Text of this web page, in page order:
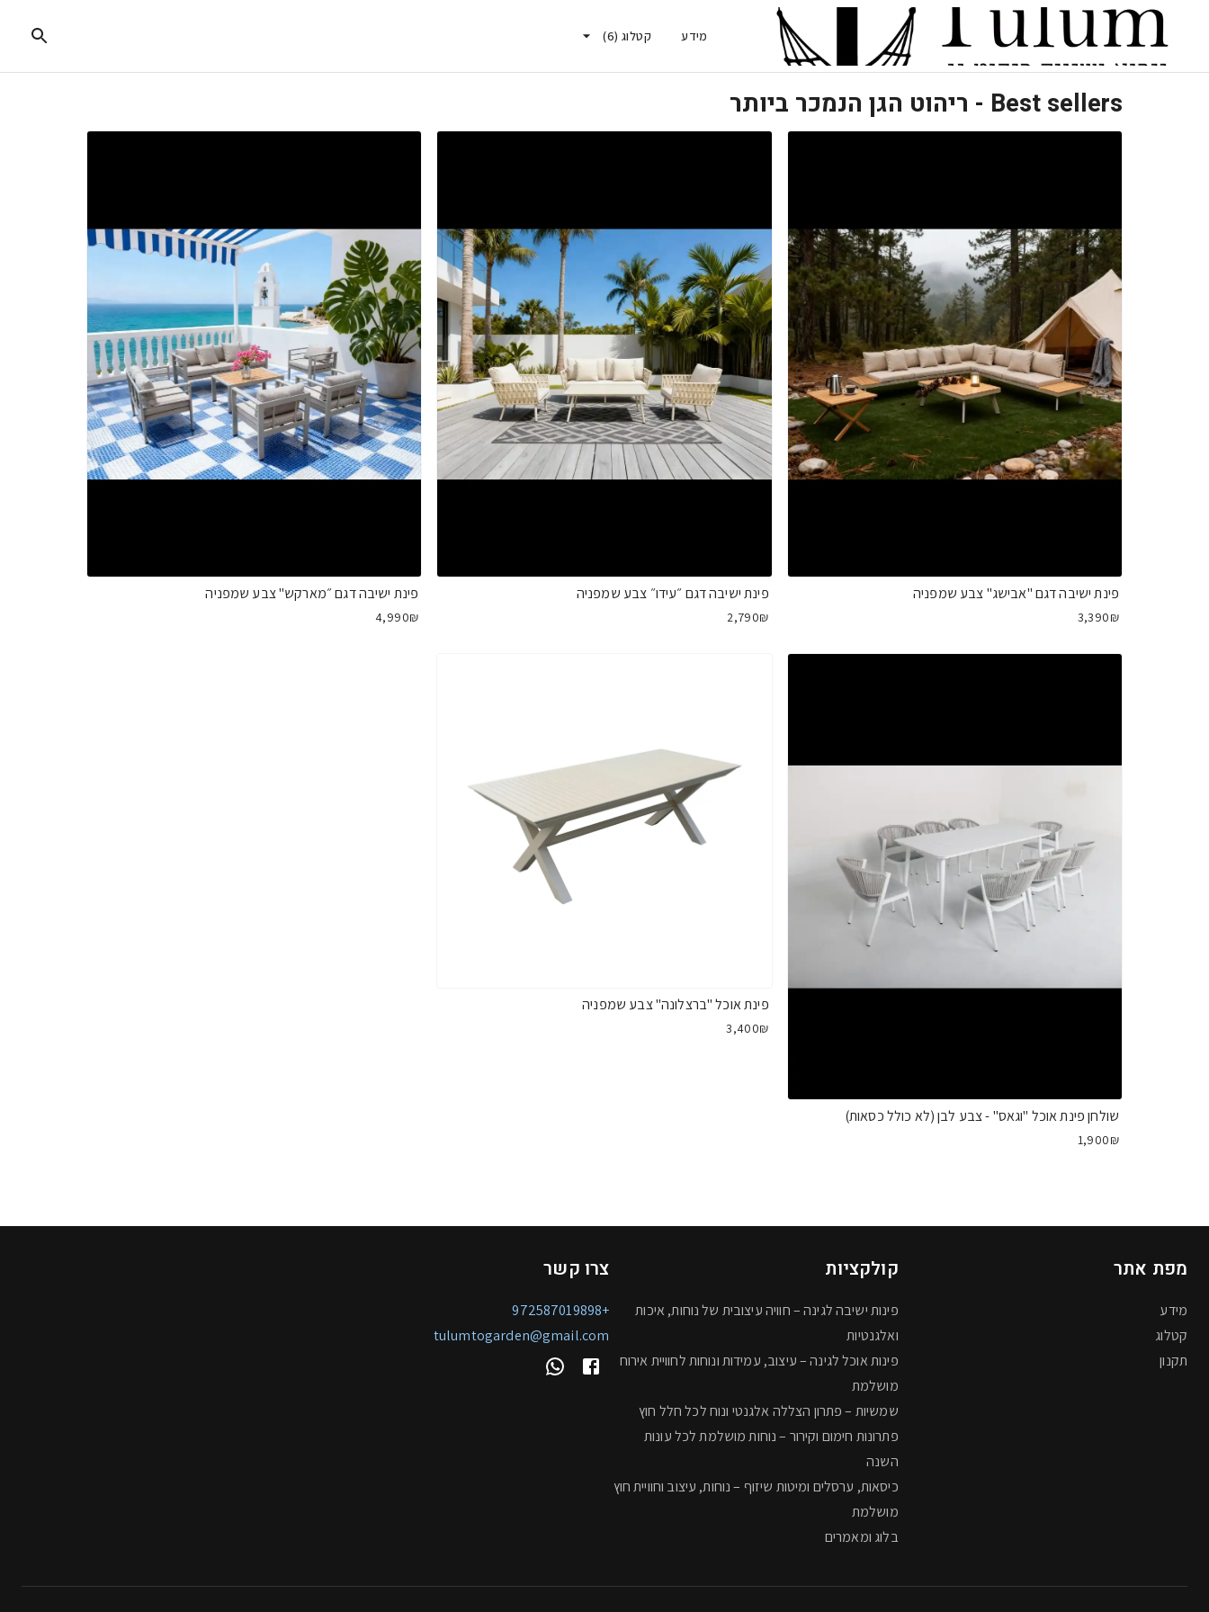
מידע קטלוג (
6
)
Best sellers - ריהוט הגן הנמכר ביותר
פינת ישיבה דגם "אבישג" צבע שמפניה
3,390₪
פינת ישיבה דגם ״עידו״ צבע שמפניה
2,790₪
פינת ישיבה דגם ״מארקש" צבע שמפניה
4,990₪
שולחן פינת אוכל "וגאס" - צבע לבן (לא כולל כסאות)
1,900₪
פינת אוכל "ברצלונה" צבע שמפניה
3,400₪
מפת אתר
מידע
קטלוג
תקנון
קולקציות
פינות ישיבה לגינה – חוויה עיצובית של נוחות, איכות
ואלגנטיות
פינות אוכל לגינה – עיצוב, עמידות ונוחות לחוויית אירוח
מושלמת
שמשיות – פתרון הצללה אלגנטי ונוח לכל חלל חוץ
פתרונות חימום וקירור – נוחות מושלמת לכל עונות
השנה
כיסאות, ערסלים ומיטות שיזוף – נוחות, עיצוב וחוויית חוץ
מושלמת
בלוג ומאמרים
צרו קשר
+972587019898
tulumtogarden@gmail.com